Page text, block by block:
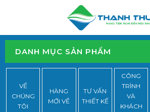
DANH MỤC SẢN PHẨM
VỀ
CHÚNG
TÔI
HÀNG
MỚI VỀ
TƯ VẤN
THIẾT KẾ
CÔNG
TRÌNH
VÀ
KHÁCH